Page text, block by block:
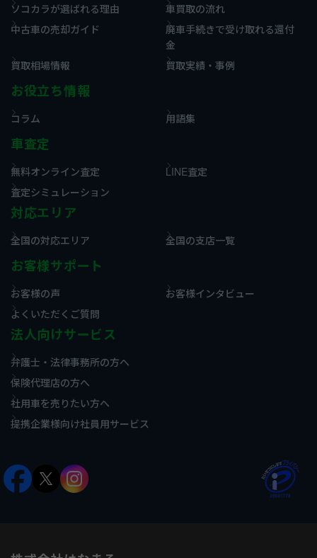
ソコカラが選ばれる理由
車買取の流れ
中古車の売却ガイド
廃車手続きで受け取れる還付
金
買取相場情報
買取実績・事例
お役立ち情報
コラム 用語集
車査定
無料オンライン査定
LINE査定
査定シミュレーション
対応エリア
全国の対応エリア 全国の支店一覧
お客様サポート
お客様の声
お客様インタビュー
よくいただくご質問
法人向けサービス
弁護士・法律事務所の方へ
保険代理店の方へ
社用車を売りたい方へ
提携企業様向け社員用サービス